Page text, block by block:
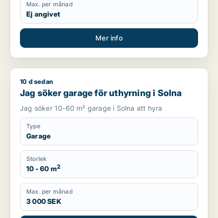
Max. per månad
Ej angivet
Mer info
Jag söker garage för uthyrning i Solna
10 d sedan
Jag söker garage för uthyrning i Solna
Jag söker 10-60 m² garage i Solna att hyra
Type
Garage
Storlek
10 - 60 m2
Max. per månad
3 000 SEK